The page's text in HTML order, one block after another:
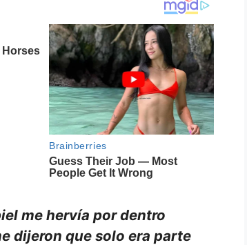
me hervía por dentro
dijeron que solo era parte